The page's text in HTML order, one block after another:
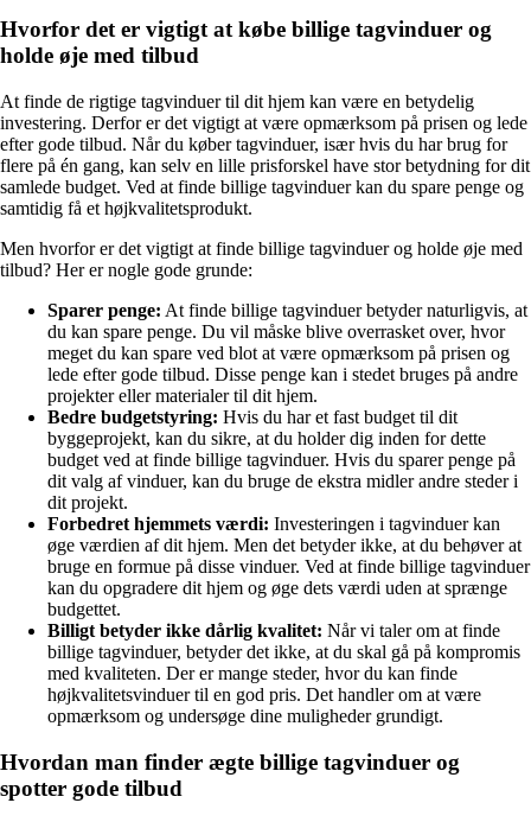
Hvorfor det er vigtigt at købe billige tagvinduer og
holde øje med tilbud
At finde de rigtige tagvinduer til dit hjem kan være en betydelig
investering. Derfor er det vigtigt at være opmærksom på prisen og lede
efter gode tilbud. Når du køber tagvinduer, især hvis du har brug for
flere på én gang, kan selv en lille prisforskel have stor betydning for dit
samlede budget. Ved at finde billige tagvinduer kan du spare penge og
samtidig få et højkvalitetsprodukt.
Men hvorfor er det vigtigt at finde billige tagvinduer og holde øje med
tilbud? Her er nogle gode grunde:
Sparer penge: At finde billige tagvinduer betyder naturligvis, at
du kan spare penge. Du vil måske blive overrasket over, hvor
meget du kan spare ved blot at være opmærksom på prisen og
lede efter gode tilbud. Disse penge kan i stedet bruges på andre
projekter eller materialer til dit hjem.
Bedre budgetstyring: Hvis du har et fast budget til dit
byggeprojekt, kan du sikre, at du holder dig inden for dette
budget ved at finde billige tagvinduer. Hvis du sparer penge på
dit valg af vinduer, kan du bruge de ekstra midler andre steder i
dit projekt.
Forbedret hjemmets værdi: Investeringen i tagvinduer kan
øge værdien af dit hjem. Men det betyder ikke, at du behøver at
bruge en formue på disse vinduer. Ved at finde billige tagvinduer
kan du opgradere dit hjem og øge dets værdi uden at sprænge
budgettet.
Billigt betyder ikke dårlig kvalitet: Når vi taler om at finde
billige tagvinduer, betyder det ikke, at du skal gå på kompromis
med kvaliteten. Der er mange steder, hvor du kan finde
højkvalitetsvinduer til en god pris. Det handler om at være
opmærksom og undersøge dine muligheder grundigt.
Hvordan man finder ægte billige tagvinduer og
spotter gode tilbud